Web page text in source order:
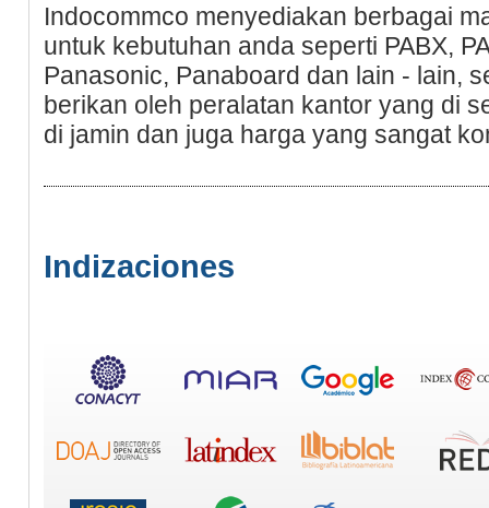
Indocommco menyediakan berbagai
untuk kebutuhan anda seperti PABX,
Panasonic, Panaboard dan lain - lain,
berikan oleh peralatan kantor yang di
di jamin dan juga harga yang sangat
Indizaciones